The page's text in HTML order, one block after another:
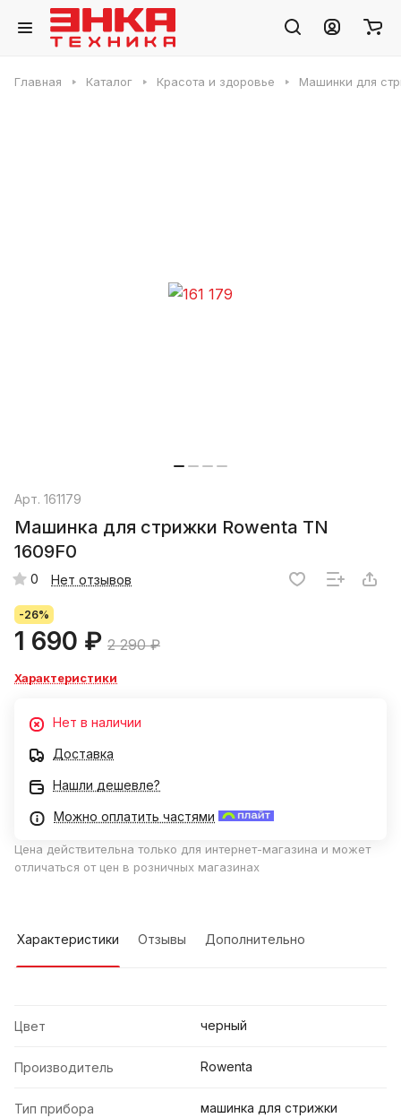
Главная Каталог Красота и здоровье Машинки для
Арт. 161179
Машинка для стрижки Rowenta TN
1609F0
0 Нет отзывов
-26%
1 690 ₽ 2 290 ₽
Характеристики
Нет в наличии
Доставка
Нашли дешевле?
Можно оплатить частями
Цена действительна только для интернет-магазина и может
отличаться от цен в розничных магазинах
Характеристики Отзывы Дополнительно
Цвет черный
Производитель Rowenta
Тип прибора машинка для стрижки